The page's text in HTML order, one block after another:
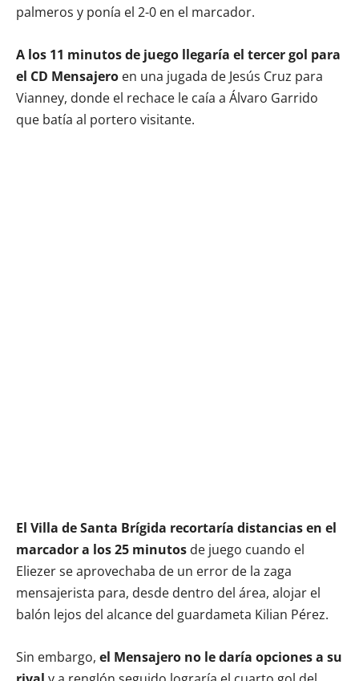
palmeros y ponía el 2-0 en el marcador.
A los 11 minutos de juego llegaría el tercer gol para
el CD Mensajero en una jugada de Jesús Cruz para
Vianney, donde el rechace le caía a Álvaro Garrido
que batía al portero visitante.
El Villa de Santa Brígida recortaría distancias en el
marcador a los 25 minutos de juego cuando el
Eliezer se aprovechaba de un error de la zaga
mensajerista para, desde dentro del área, alojar el
balón lejos del alcance del guardameta Kilian Pérez.
Sin embargo, el Mensajero no le daría opciones a su